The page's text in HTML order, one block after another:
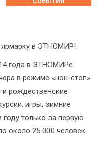
ярмарку в ЭТНОМИР!
года в ЭТНОМИРе
в режиме «нон-стоп»
рождественские
игры, зимние
только за первую
около 25 000 человек.